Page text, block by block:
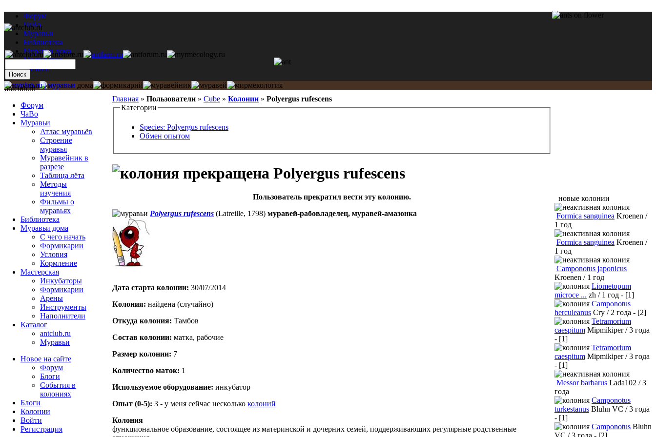
Форум
ЧаВо
Муравьи
Библиотека
Муравьи дома
Мастерская
Каталог
Главная » Пользователи » Cube » Колонии » Polyergus rufescens
Категории
Species: Polyergus rufescens
Обмен опытом
Polyergus rufescens
Пользователь прекратил вести эту колонию.
Polyergus rufescens (Latreille, 1798) муравей-рабовладелец, муравей-амазонка
Дата старта кoлонии: 30/07/2014
Кoлония: найдена (случайно)
Откуда кoлония: Тамбов
Состав кoлонии: матка, рабочие
Размер кoлонии: 7
Количество маток: 1
Используемое оборудование: инкубатор
Опыт (0-5): 3 - у меня сейчас несколько колоний
Колония
функциональное образование, состоящее из материнской и дочерних семей, поддерживающих регулярные родственные
antclub.ru
Форум
ЧаВо
Муравьи
Атлас муравьёв
Строение
муравья
Муравейник в
разрезе
Таблица лёта
Методы
изучения
Фильмы о
муравьях
Библиотека
Муравьи дома
С чего начать
Формикарии
Условия
Кормление
Мастерская
Инкубаторы
Формикарии
Арены
Инструменты
Наполнители
Каталог
antclub.ru
Муравьи
Новое на сайте
Форум
Блоги
События в
колониях
Блоги
Колонии
Войти
Peгиcтpaция
новые колонии
Formica sanguinea Kroenen /
1 год
Formica sanguinea Kroenen /
1 год
Camponotus japonicus
Kroenen / 1 год
Liometopum
microce ... zh / 1 год - [1]
Camponotus
herculeanus Cry / 2 года - [2]
Tetramorium
caespitum Mipmikiper / 3 года
- [1]
Tetramorium
caespitum Mipmikiper / 3 года
- [1]
Messor barbarus Lada102 / 3
года
Camponotus
turkestanus Bluhn VC / 3 года
- [1]
Camponotus Bluhn
VC / 3 года - [2]